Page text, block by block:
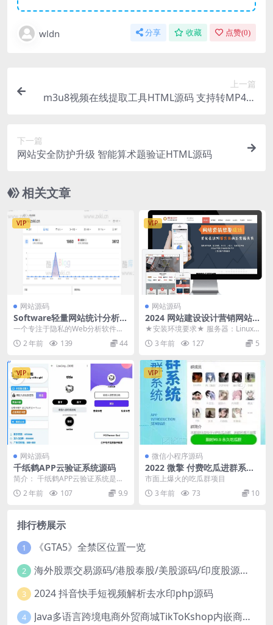
wldn 分享 收藏 点赞(0)
上一篇
m3u8视频在线提取工具HTML源码 支持转MP4格
下一篇
网站安全防护升级 智能算术题验证HTML源码
相关文章
VIP
网站源码
Software轻量网站统计分析系
统源码
一个专注于隐私的Web分析软件解
决方案。我们的方案不仅提供详细
的Web流量报告，...
2 年前 139 44
VIP
网站源码
2024 网站建设设计营销网站
模板源码
★安装环境要求★ 服务器：Linux /
Apache / IIS PHP版本：...
3 年前 127 5
VIP
网站源码
千纸鹤APP云验证系统源码
简介： 千纸鹤APP云验证系统是一
款全面的验证系统，包括网络验
证、APK注入、注...
2 年前 107 9.9
VIP
微信小程序源码
2022 微擎 付费吃瓜进群系统
源码v1.3
市面上爆火的吃瓜群项目
3 年前
73 10
排行榜展示
1 《GTA5》全禁区位置一览
2 海外股票交易源码/港股泰股/美股源码/印度股源码/马拉西亚股票源码/国际股票配资
3 2024 抖音快手短视频解析去水印php源码
4 Java多语言跨境电商外贸商城TikToKshop内嵌商城I商家入驻I一键铺